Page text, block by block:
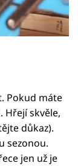
Pokud máte
Hřejí skvěle,
důkaz).
sezonou.
jen už je